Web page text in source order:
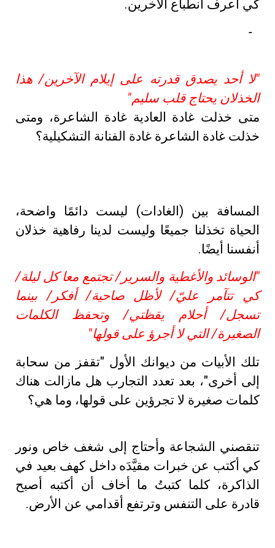
كي أعرف انطباع الآخرين.
-
"لا أحد يصدق قدرته على إيلام الآخرين/ هذا
الخذلان يحتاج قلب سليم"
متى خذلت غادة العادية غادة الشاعرة، ومتى
خذلت غادة الشاعرة غادة الفنانة التشكيلية؟
المسافة بين (الغادات) ليست دائمًا واضحة،
الحياة تخذلنا جميعًا وليست لدينا رفاهية خذلان
أنفسنا أيضًا.
"الوسائد والأغطية والسرير/ تجتمع معا كل ليلة/
كي تتآمر عليّ/ لأظل صاحية/ أفكر/ بينما
تسجل/ أحلام يقظتي/ وتحفظ الكلمات
الصغيرة/ التي لا أجرؤ على قولها"
تلك الأبيات من ديوانك الأول "تقفز من سحابة
إلى أخرى"، بعد تعدد التجارب هل مازالت هناك
كلمات صغيرة لا تجرؤين على قولها، وما هي؟
تنقصني الشجاعة وأحتاج إلى شغف خاص ونور
كي أكتب عن خبرات مقيَّدَه داخل كهف بعيد في
الذاكرة، كلما كتبتُ ما أخاف أن أكتبه أصبح
قادرة على التنفس وترتفع أقدامي عن الأرض.